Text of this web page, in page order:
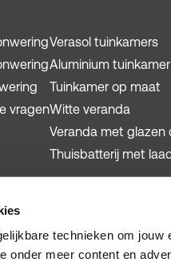
technieken om jouw
onder meer content en
vragen
Verasol tuinkamers
Aluminium tuinkamer
Tuinkamer op maat
Witte veranda
Veranda met glazen
Thuisbatterij met